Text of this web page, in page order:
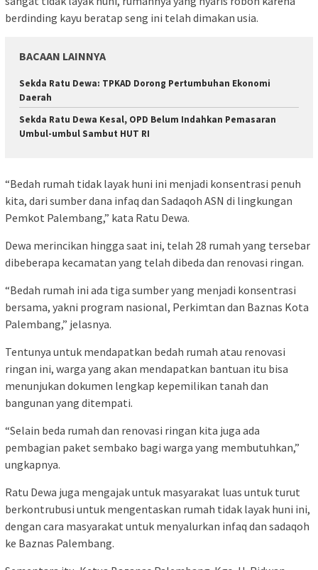
berdinding kayu beratap seng ini telah dimakan usia.
BACAAN LAINNYA
Sekda Ratu Dewa: TPKAD Dorong Pertumbuhan Ekonomi
Daerah
Sekda Ratu Dewa Kesal, OPD Belum Indahkan Pemasaran
Umbul-umbul Sambut HUT RI
“Bedah rumah tidak layak huni ini menjadi konsentrasi penuh
kita, dari sumber dana infaq dan Sadaqoh ASN di lingkungan
Pemkot Palembang,” kata Ratu Dewa.
Dewa merincikan hingga saat ini, telah 28 rumah yang tersebar
dibeberapa kecamatan yang telah dibeda dan renovasi ringan.
“Bedah rumah ini ada tiga sumber yang menjadi konsentrasi
bersama, yakni program nasional, Perkimtan dan Baznas Kota
Palembang,” jelasnya.
Tentunya untuk mendapatkan bedah rumah atau renovasi
ringan ini, warga yang akan mendapatkan bantuan itu bisa
menunjukan dokumen lengkap kepemilikan tanah dan
bangunan yang ditempati.
“Selain beda rumah dan renovasi ringan kita juga ada
pembagian paket sembako bagi warga yang membutuhkan,”
ungkapnya.
Ratu Dewa juga mengajak untuk masyarakat luas untuk turut
berkontrubusi untuk mengentaskan rumah tidak layak huni ini,
dengan cara masyarakat untuk menyalurkan infaq dan sadaqoh
ke Baznas Palembang.